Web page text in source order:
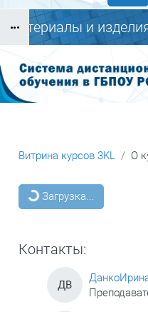
Материалы и
Блоки
Витрина курсов 3KL О
БлокиЗагрузка...
Контакты:
ДВ